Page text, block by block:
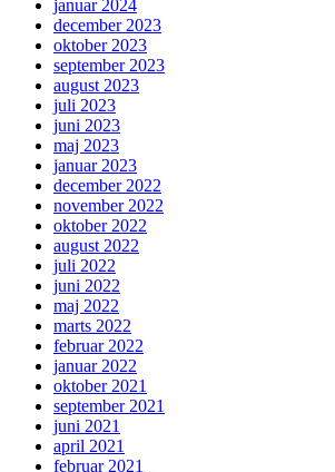
januar 2024
december 2023
oktober 2023
september 2023
august 2023
juli 2023
juni 2023
maj 2023
januar 2023
december 2022
november 2022
oktober 2022
august 2022
juli 2022
juni 2022
maj 2022
marts 2022
februar 2022
januar 2022
oktober 2021
september 2021
juni 2021
april 2021
februar 2021